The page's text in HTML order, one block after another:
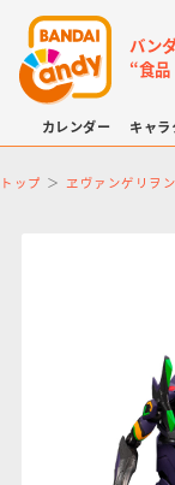
バン
“食
カレンダー キャ
トップ ヱヴァンゲリヲ